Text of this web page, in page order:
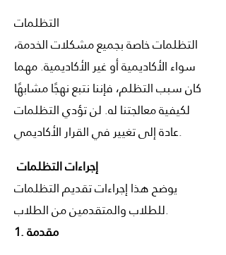
التظلمات
التظلمات خاصة بجميع مشكلات الخدمة،
سواء الأكاديمية أو غير الأكاديمية. مهما
كان سبب التظلم، فإننا نتبع نهجًا مشابهًا
لكيفية معالجتنا له. لن تؤدي التظلمات
عادة إلى تغيير في القرار الأكاديمي.
إجراءات التظلمات
يوضح هذا إجراءات تقديم التظلمات
للطلاب والمتقدمين من الطلاب.
1. مقدمة